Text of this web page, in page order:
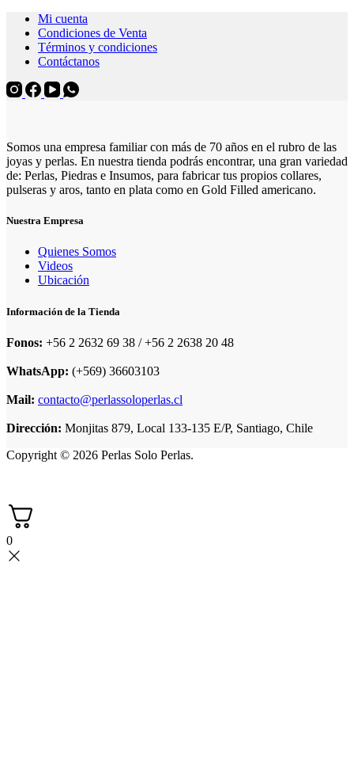
Mi cuenta
Condiciones de Venta
Términos y condiciones
Contáctanos
Somos una empresa familiar con más de 70 años en el rubro de las
joyas y perlas. En nuestra tienda podrás encontrar, una gran variedad
de: Perlas, Piedras e Insumos, para fabricar tus propios collares,
pulseras y aros, tanto en plata como en Gold Filled americano.
Nuestra Empresa
Quienes Somos
Videos
Ubicación
Información de la Tienda
Fonos: +56 2 2632 69 38 / +56 2 2638 20 48
WhatsApp: (+569) 36603103
Mail: contacto@perlassoloperlas.cl
Dirección: Monjitas 879, Local 133-135 E/P, Santiago, Chile
Copyright © 2026 Perlas Solo Perlas.
0